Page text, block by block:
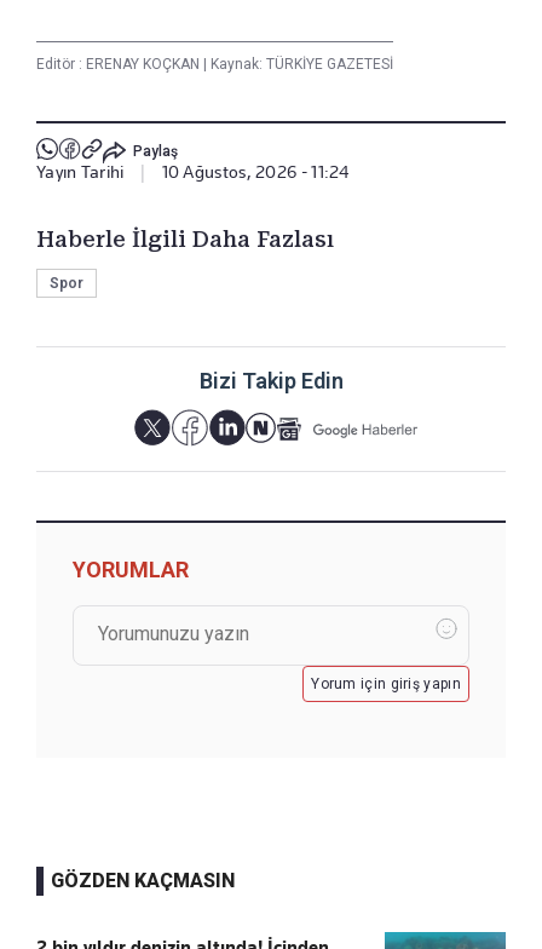
Editör : ERENAY KOÇKAN Kaynak: TÜRKİYE GAZETESİ
Paylaş
Yayın Tarihi 10 Ağustos, 2026 - 11:24
Haberle İlgili Daha Fazlası
Spor
Bizi Takip Edin
YORUMLAR
Yorum için giriş yapın
GÖZDEN KAÇMASIN